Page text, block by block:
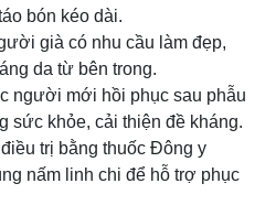
bón kéo dài.
già có nhu cầu làm đẹp,
da từ bên trong.
người mới hồi phục sau phẫu
sức khỏe, cải thiện đề kháng.
trị bằng thuốc Đông y
nấm linh chi để hỗ trợ phục